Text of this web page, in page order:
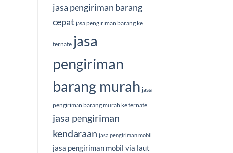
jasa pengiriman barang
cepat jasa pengiriman barang ke
ternate jasa
pengiriman
barang murah jasa
pengiriman barang murah ke ternate
jasa pengiriman
kendaraan jasa pengiriman mobil
jasa pengiriman mobil via laut